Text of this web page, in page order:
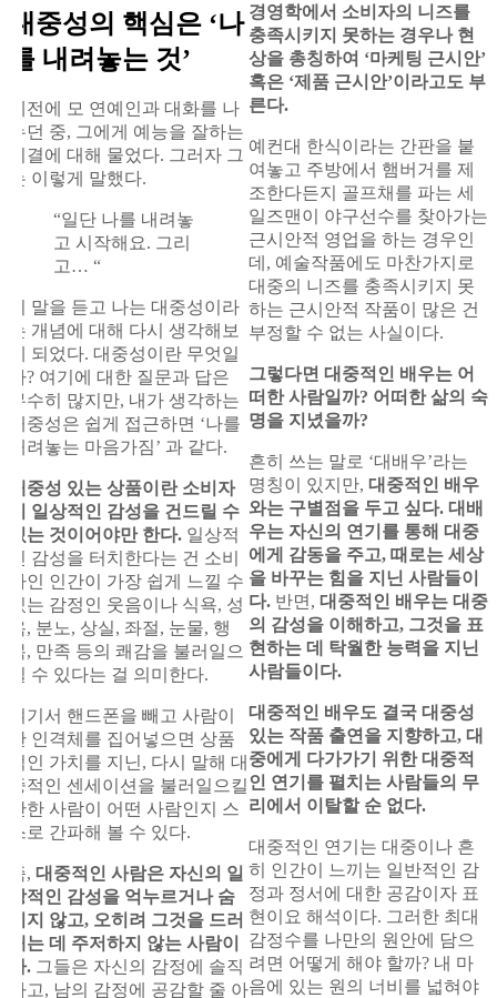
대중성의 핵심은 ‘나
를 내려놓는 것’
예전에 모 연예인과 대화를 나
누던 중, 그에게 예능을 잘하는
비결에 대해 물었다. 그러자 그
는 이렇게 말했다.
“일단 나를 내려놓
고 시작해요. 그리
고… “
이 말을 듣고 나는 대중성이라
는 개념에 대해 다시 생각해보
게 되었다. 대중성이란 무엇일
까? 여기에 대한 질문과 답은
무수히 많지만, 내가 생각하는
대중성은 쉽게 접근하면 ‘나를
내려놓는 마음가짐’ 과 같다.
대중성 있는 상품이란 소비자
의 일상적인 감성을 건드릴 수
있는 것이어야만 한다. 일상적
인 감성을 터치한다는 건 소비
자인 인간이 가장 쉽게 느낄 수
있는 감정인 웃음이나 식욕, 성
욕, 분노, 상실, 좌절, 눈물, 행
복, 만족 등의 쾌감을 불러일으
킬 수 있다는 걸 의미한다.
여기서 핸드폰을 빼고 사람이
란 인격체를 집어넣으면 상품
적인 가치를 지닌, 다시 말해 대
중적인 센세이션을 불러일으킬
만한 사람이 어떤 사람인지 스
스로 간파해 볼 수 있다.
즉, 대중적인 사람은 자신의 일
상적인 감성을 억누르거나 숨
기지 않고, 오히려 그것을 드러
내는 데 주저하지 않는 사람이
다. 그들은 자신의 감정에 솔직
하고, 남의 감정에 공감할 줄 아
경영학에서 소비자의 니즈를
충족시키지 못하는 경우나 현
상을 총칭하여 ‘마케팅 근시안’
혹은 ‘제품 근시안’이라고도 부
른다.
예컨대 한식이라는 간판을 붙
여놓고 주방에서 햄버거를 제
조한다든지 골프채를 파는 세
일즈맨이 야구선수를 찾아가는
근시안적 영업을 하는 경우인
데, 예술작품에도 마찬가지로
대중의 니즈를 충족시키지 못
하는 근시안적 작품이 많은 건
부정할 수 없는 사실이다.
그렇다면 대중적인 배우는 어
떠한 사람일까? 어떠한 삶의 숙
명을 지녔을까?
흔히 쓰는 말로 ‘대배우’라는
명칭이 있지만, 대중적인 배우
와는 구별점을 두고 싶다. 대배
우는 자신의 연기를 통해 대중
에게 감동을 주고, 때로는 세상
을 바꾸는 힘을 지닌 사람들이
다. 반면, 대중적인 배우는 대중
의 감성을 이해하고, 그것을 표
현하는 데 탁월한 능력을 지닌
사람들이다.
대중적인 배우도 결국 대중성
있는 작품 출연을 지향하고, 대
중에게 다가가기 위한 대중적
인 연기를 펼치는 사람들의 무
리에서 이탈할 순 없다.
대중적인 연기는 대중이나 흔
히 인간이 느끼는 일반적인 감
정과 정서에 대한 공감이자 표
현이요 해석이다. 그러한 최대
감정수를 나만의 원안에 담으
려면 어떻게 해야 할까? 내 마
음에 있는 원의 너비를 넓혀야